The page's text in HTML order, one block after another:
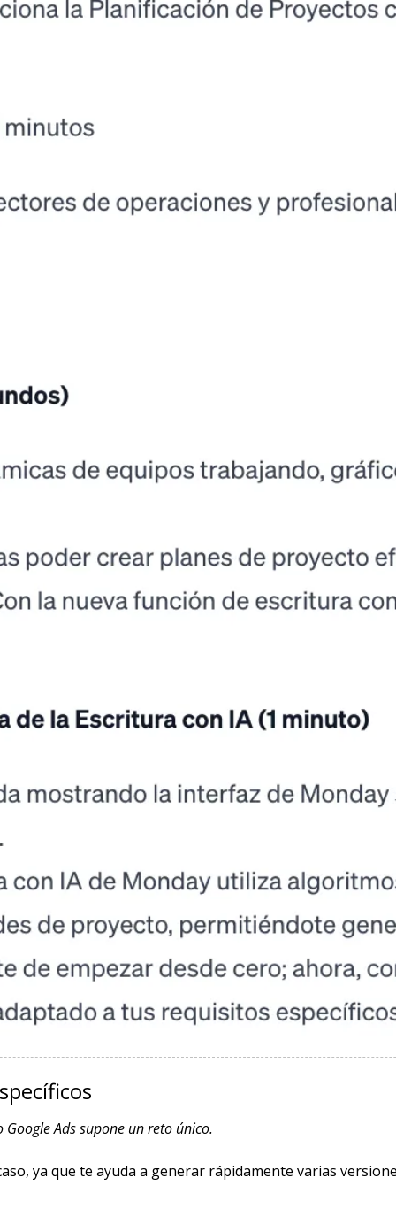
Ads supone un reto único.
ya que te ayuda a generar rápidamente varias